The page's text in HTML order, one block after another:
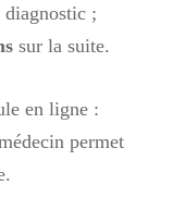
;
sur la suite.
en ligne :
permet